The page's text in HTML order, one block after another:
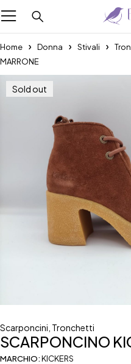
Home Donna Stivali
MARRONE
Sold out
Scarponcini Tronchetti
SCARPONCINO
MARCHIO:KICKERS